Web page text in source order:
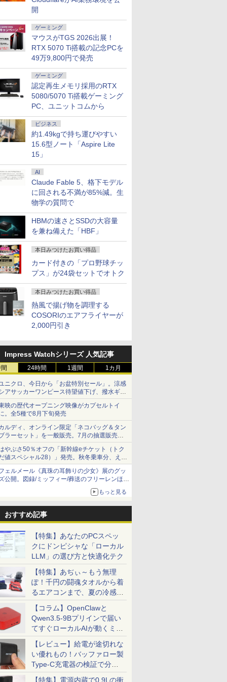
開
ゲーミング
マウスがTGS 2026出展！
RTX 5070 Ti搭載の記念PCを
49万9,800円で発売
ゲーミング
認定再生メモリ採用のRTX
5080/5070 Ti搭載ゲーミング
PC、ユニットコムから
ビジネス
約1.49kgで持ち運びやすい
15.6型ノート「Aspire Lite
15」
AI
Claude Fable 5、格下モデル
に回される不満が85%減。生
物学の質問で
HBMの速さとSSDの大容量
を兼ね備えた「HBF」
本日みつけたお買い得品
カード付きの「プロ野球チッ
プス」が24袋セットでオトク
本日みつけたお買い得品
熱風で揚げ物を調理する
COSORIのエアフライヤーが
2,000円引き
Impress Watchシリーズ 人気記事
24時間 1週間 1カ月
ニクロ、今日から「お盆特別セール」。涼感
アサッカーワンピース待望値下げ、撥水ギア
ョーツは1990円に
映の歴代オープニング映像がカプセルトイ
。全5種で8月下旬発売
ルディ、オンライン限定「ネコバッグ＆タン
ラーセット」を一般販売。7月の抽選販売の
選無効分
やぶさ50％オフの「新幹線eチケット（トク
値スペシャル28）」発売。秋冬乗車分、えき
っと限定
ェルメール《真珠の耳飾りの少女》展のグッ
公開。図録/ミッフィー/葬送のフリーレンほ
もっと見る
おすすめ記事
【特集】あなたのPCスペッ
クにドンピシャな「ローカル
LLM」の選び方と快適化テク
【特集】あぢぃ～もう無理
ぽ！千円の闘魂タオルから着
るエアコンまで、夏の冷感グ
ッズ一挙紹介
【コラム】OpenClawと
Qwen3.5-9Bプリインで届い
てすぐローカルAIが動くミニ
PC「SER9 Pro」
【レビュー】給電が途切れな
い優れもの！バッファロー製
Type-C充電器の検証で分か
ったこと
【特集】電源内蔵で0.9Lの衝